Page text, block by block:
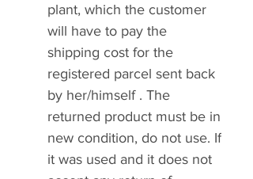
plant, which the customer
will have to pay the
shipping cost for the
registered parcel sent back
by her/himself . The
returned product must be in
new condition, do not use. If
it was used and it does not